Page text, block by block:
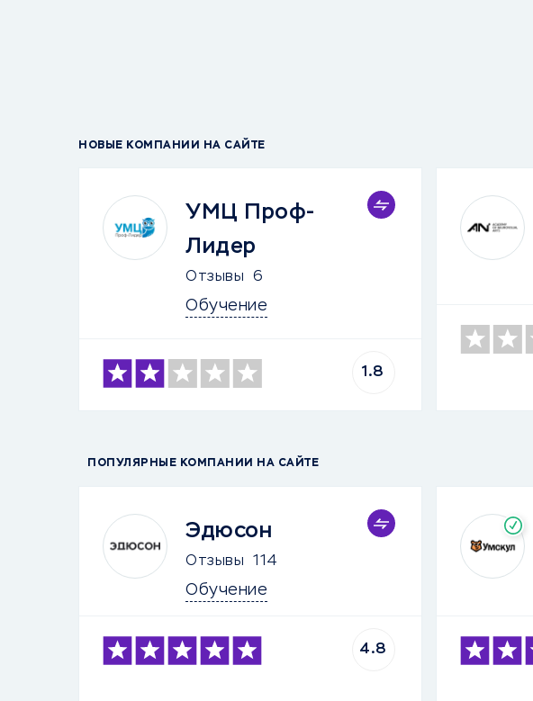
НОВЫЕ КОМПАНИИ НА САЙТЕ
УМЦ Проф-
Лидер
Отзывы 6
Обучение
1.8
ПОПУЛЯРНЫЕ КОМПАНИИ НА САЙТЕ
Эдюсон
Отзывы 114
Обучение
4.8